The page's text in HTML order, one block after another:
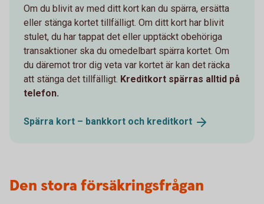
Om du blivit av med ditt kort kan du spärra, ersätta
eller stänga kortet tillfälligt. Om ditt kort har blivit
stulet, du har tappat det eller upptäckt obehöriga
transaktioner ska du omedelbart spärra kortet. Om
du däremot tror dig veta var kortet är kan det räcka
att stänga det tillfälligt. Kreditkort spärras alltid på
telefon.
Spärra kort – bankkort och kreditkort
Den stora försäkringsfrågan